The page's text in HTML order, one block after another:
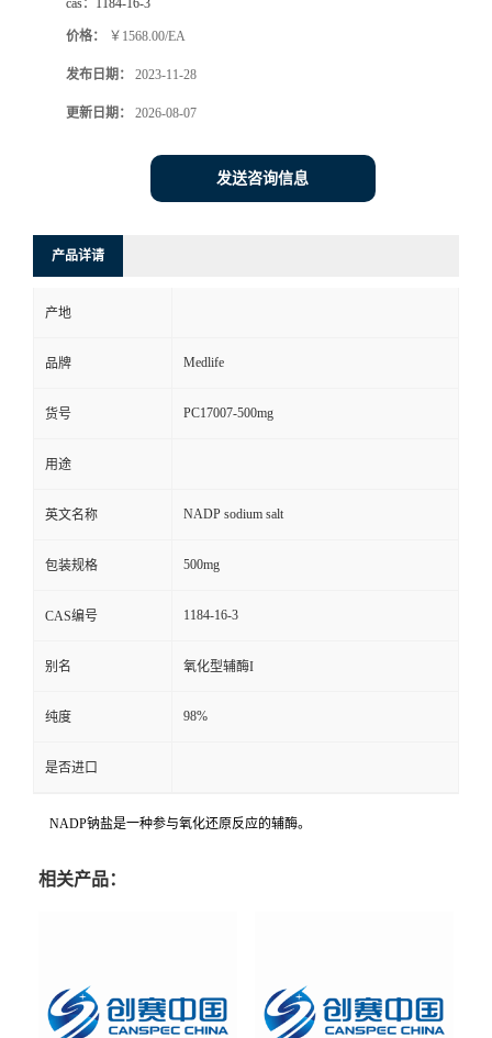
cas： 1184-16-3
价格： ￥1568.00/EA
发布日期： 2023-11-28
更新日期： 2026-08-07
发送咨询信息
产品详请
产地
品牌 Medlife
货号 PC17007-500mg
用途
英文名称 NADP sodium salt
包装规格 500mg
CAS编号 1184-16-3
别名 氧化型辅酶I
纯度 98%
是否进口
NADP钠盐是一种参与氧化还原反应的辅酶。
相关产品：